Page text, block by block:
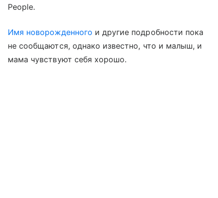
People.
Имя новорожденного и другие подробности пока
не сообщаются, однако известно, что и малыш, и
мама чувствуют себя хорошо.